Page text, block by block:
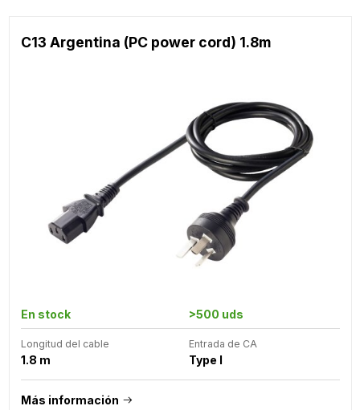
C13 Argentina (PC power cord) 1.8m
En stock >500 uds
Longitud del cable
1.8 m
Entrada de CA
Type I
Más información